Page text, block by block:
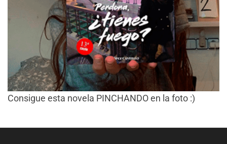
Consigue esta novela PINCHANDO en la foto :)